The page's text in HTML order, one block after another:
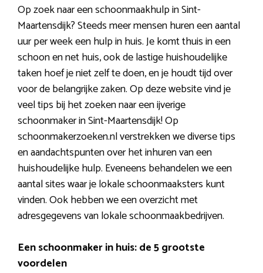
Op zoek naar een schoonmaakhulp in Sint-
Maartensdijk? Steeds meer mensen huren een aantal
uur per week een hulp in huis. Je komt thuis in een
schoon en net huis, ook de lastige huishoudelijke
taken hoef je niet zelf te doen, en je houdt tijd over
voor de belangrijke zaken. Op deze website vind je
veel tips bij het zoeken naar een ijverige
schoonmaker in Sint-Maartensdijk! Op
schoonmakerzoeken.nl verstrekken we diverse tips
en aandachtspunten over het inhuren van een
huishoudelijke hulp. Eveneens behandelen we een
aantal sites waar je lokale schoonmaaksters kunt
vinden. Ook hebben we een overzicht met
adresgegevens van lokale schoonmaakbedrijven.
Een schoonmaker in huis: de 5 grootste
voordelen